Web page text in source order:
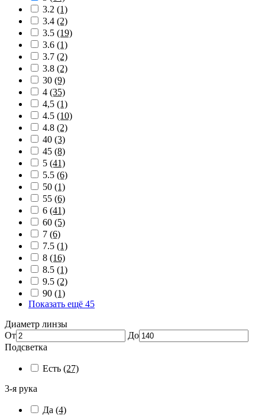
3.2 (1)
3.4 (2)
3.5 (19)
3.6 (1)
3.7 (2)
3.8 (2)
30 (9)
4 (35)
4,5 (1)
4.5 (10)
4.8 (2)
40 (3)
45 (8)
5 (41)
5.5 (6)
50 (1)
55 (6)
6 (41)
60 (5)
7 (6)
7.5 (1)
8 (16)
8.5 (1)
9.5 (2)
90 (1)
Показать ещё 45
Диаметр линзы
От
До
Подсветка
Есть (27)
3-я рука
Да (4)